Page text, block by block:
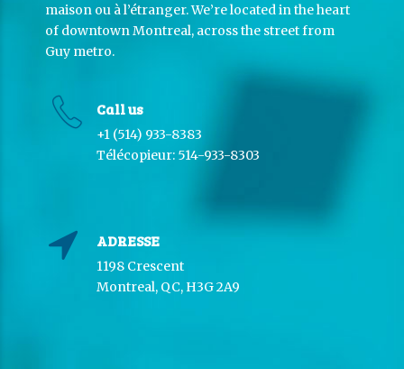
maison ou à l’étranger. We’re located in the heart
of downtown Montreal, across the street from
Guy metro.
Call us
+1 (514) 933-8383
Télécopieur: 514-933-8303
ADRESSE
1198 Crescent
Montreal, QC, H3G 2A9